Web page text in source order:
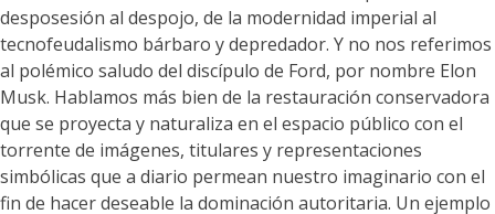
desposesión al despojo, de la modernidad imperial al
tecnofeudalismo bárbaro y depredador. Y no nos referimos
al polémico saludo del discípulo de Ford, por nombre Elon
Musk. Hablamos más bien de la restauración conservadora
que se proyecta y naturaliza en el espacio público con el
torrente de imágenes, titulares y representaciones
simbólicas que a diario permean nuestro imaginario con el
fin de hacer deseable la dominación autoritaria. Un ejemplo